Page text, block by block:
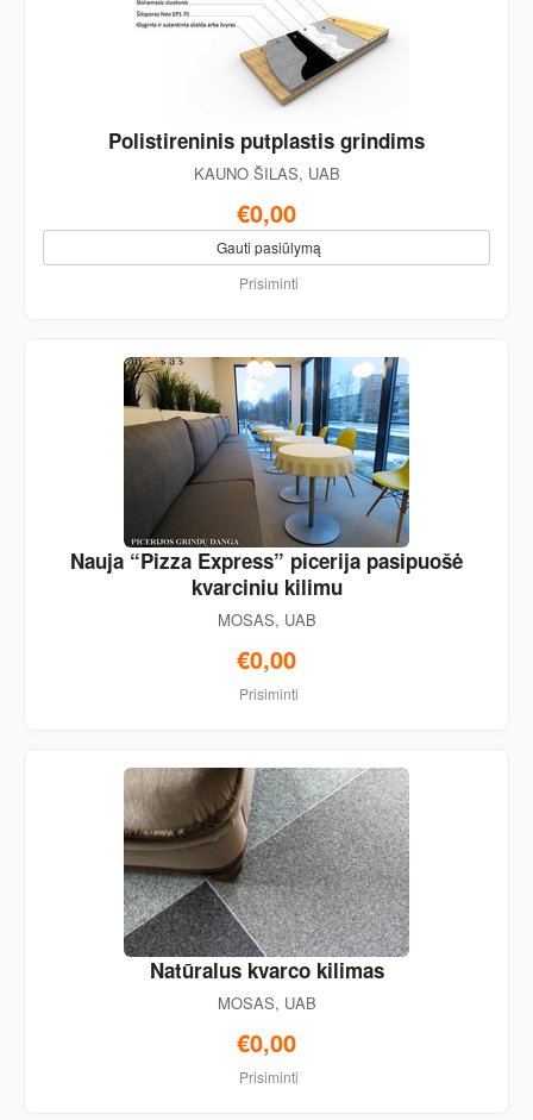
Polistireninis putplastis grindims
KAUNO ŠILAS, UAB
€0,00
Gauti pasiūlymą
Prisiminti
Nauja “Pizza Express” picerija pasipuošė
kvarciniu kilimu
MOSAS, UAB
€0,00
Prisiminti
Natūralus kvarco kilimas
MOSAS, UAB
€0,00
Prisiminti